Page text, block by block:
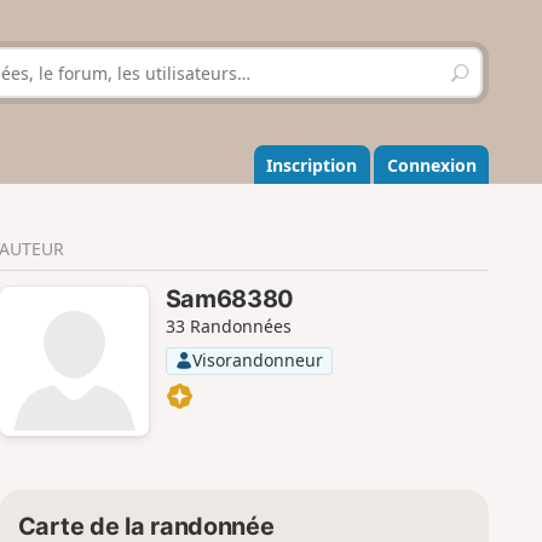
R
e
h
e
r
r
Inscription Connexion
AUTEUR
Sam68380
33 Randonnées
Visorandonneur
Carte de la randonnée